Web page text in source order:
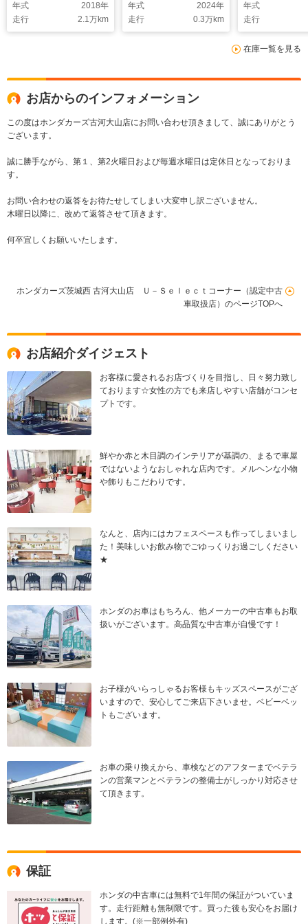
年式
2018年
走行
2.1万km
年式
2024年
走行
0.3万km
年式
走行
在庫一覧を見る
お店からのインフォメーション
この度はホンダカーズ古河大山店にお問い合わせ頂きまして、誠にありがとう
ございます。
誠に勝手ながら、第１、第2火曜日および毎週水曜日は定休日となっておりま
す。
お問い合わせの返答をお待たせしてしまい大変申し訳ございません。
木曜日以降に、改めて返答させて頂きます。
何卒宜しくお願いいたします。
ホンダカーズ茨城西 古河大山店 Ｕ－Ｓｅｌｅｃｔコーナー（認定中古
車取扱店）のページTOPへ
お店紹介ダイジェスト
お客様に愛されるお店づくりを目指し、日々努力致し
ております☆女性の方でも来店しやすい店舗がコンセ
プトです。
鮮やか赤と木目調のインテリアが基調の、まるで車屋
ではないようなおしゃれな店内です。メルヘンな小物
や飾りもこだわりです。
なんと、店内にはカフェスペースも作ってしまいまし
た！美味しいお飲み物でごゆっくりお過ごしください
★
ホンダのお車はもちろん、他メーカーの中古車もお取
扱いがございます。高品質な中古車が自慢です！
お子様がいらっしゃるお客様もキッズスペースがござ
いますので、安心してご来店下さいませ。ベビーベッ
トもございます。
お車の乗り換えから、車検などのアフターまでベテラ
ンの営業マンとベテランの整備士がしっかり対応させ
て頂きます。
保証
ホンダの中古車には無料で1年間の保証がついていま
す。走行距離も無制限です。買った後も安心をお届け
します。(※一部例外有)